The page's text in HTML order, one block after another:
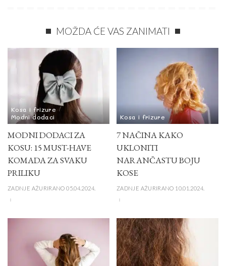
MOŽDA ĆE VAS ZANIMATI
Kosa i frizure
Modni dodaci
MODNI DODACI ZA
KOSU: 15 MUST-HAVE
KOMADA ZA SVAKU
PRILIKU
ZADNJE AŽURIRANO 05.04.2024.
Kosa i frizure
7 NAČINA KAKO
UKLONITI
NARANČASTU BOJU
KOSE
ZADNJE AŽURIRANO 10.01.2024.